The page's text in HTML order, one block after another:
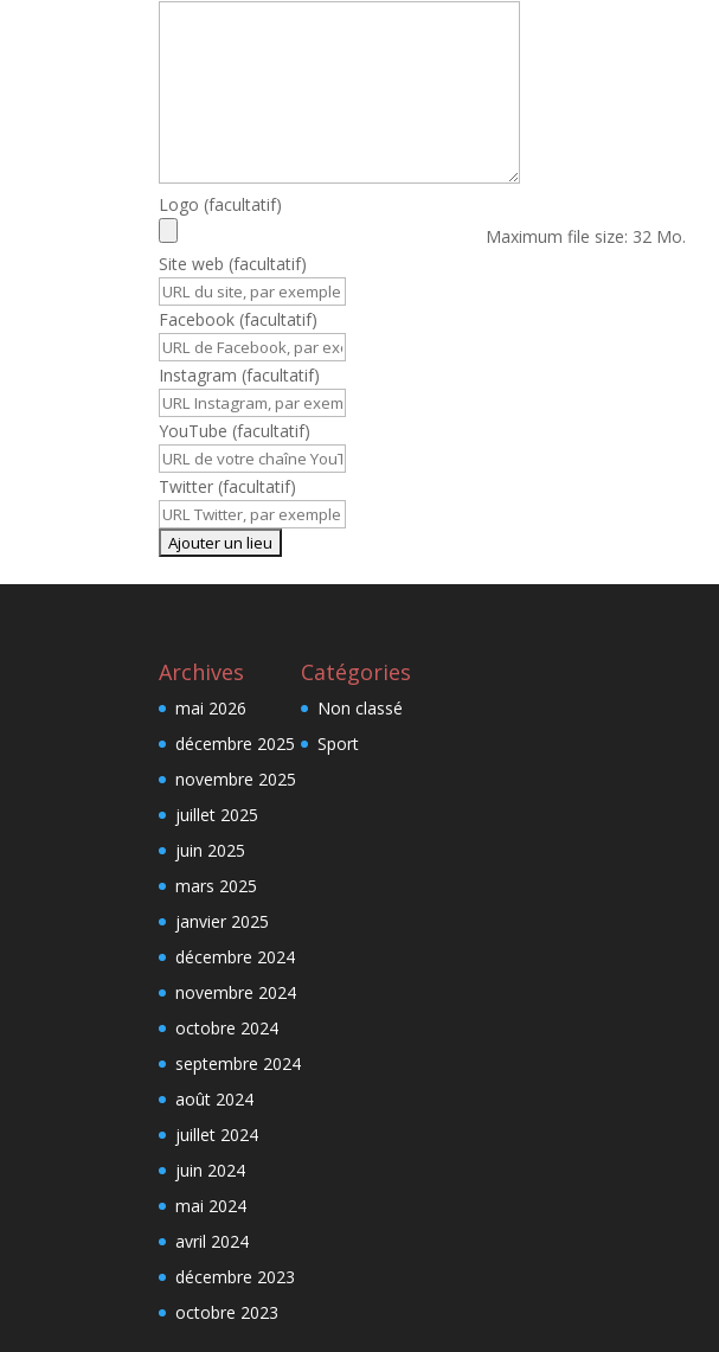
Logo (facultatif)
Maximum file size: 32 Mo.
Site web (facultatif)
Facebook (facultatif)
Instagram (facultatif)
YouTube (facultatif)
Twitter (facultatif)
Archives
mai 2026
décembre 2025
novembre 2025
juillet 2025
juin 2025
mars 2025
janvier 2025
décembre 2024
novembre 2024
octobre 2024
septembre 2024
août 2024
juillet 2024
juin 2024
mai 2024
avril 2024
décembre 2023
octobre 2023
Catégories
Non classé
Sport